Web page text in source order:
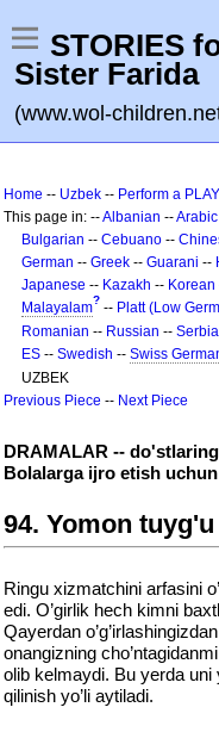
STORIES
Sister Farida
(www.wol-
Home -- Uzbek -- Perform a PLAY
This page in: --Albanian --Arabic
Bulgarian -- Cebuano --
German -- Greek -- Guarani --
Japanese -- Kazakh -- Korean
Malayalam? -- Platt (Low
Romanian -- Russian --
ES -- Swedish -- Swiss
UZBEK
Previous Piece -- Next Piece
DRAMALAR --
Bolalarga ijro etish uchun
94. Yomon tuyg'u
Ringu xizmatchini arfasini
edi. O’girlik hech kimni
Qayerdan
onangizning
olib kelmaydi. Bu yerda uni
qilinish yo’li aytiladi.